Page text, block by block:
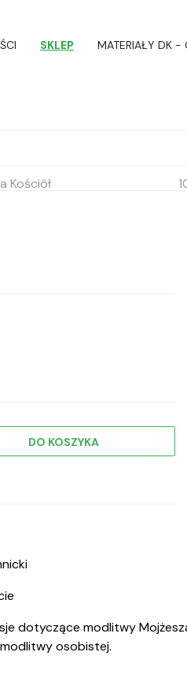
SKLEP MATERIAŁY DK -
Kościół
dotyczące modlitwy
osobistej.